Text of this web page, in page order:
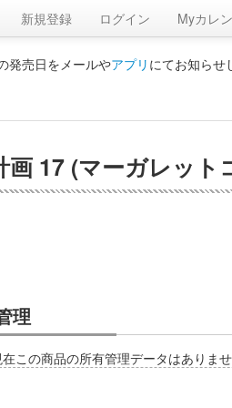
新規登録 ログイン Myカレ
発売日をメールやアプリ にてお知らせ
17 (マーガレット
理
この商品の所有管理データはありませ